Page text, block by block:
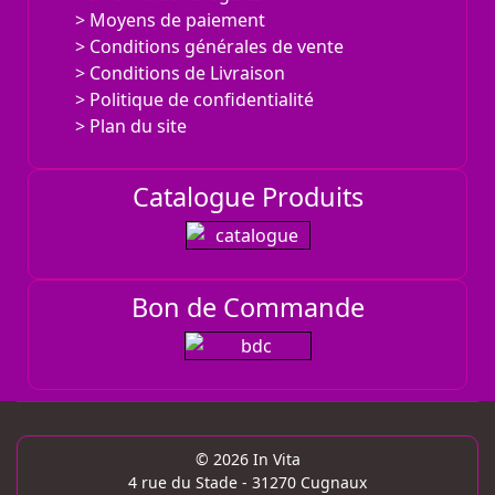
TERRAPIE
Moyens de paiement
Conditions générales de vente
Conditions de Livraison
Politique de confidentialité
Plan du site
Catalogue Produits
Bon de Commande
© 2026 In Vita
4 rue du Stade - 31270 Cugnaux